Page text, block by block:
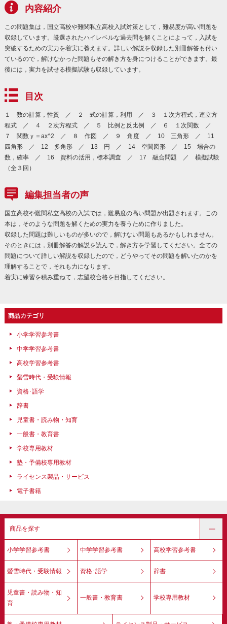
内容紹介
この問題集は，国立高校や難関私立高校入試対策として，難易度が高い問題を
収録しています。厳選されたハイレベルな過去問を解くことによって，入試を
突破するための実力を着実に養えます。詳しい解説を収録した別冊解答も付い
ているので，解けなかった問題もその解き方を身につけることができます。最
後には，実力を試せる模擬試験も収録しています。
目次
１ 数の計算，性質 ／ ２ 式の計算，利用 ／ ３ １次方程式，連立方
程式 ／ ４ ２次方程式 ／ ５ 比例と反比例 ／ ６ １次関数 ／
７ 関数ｙ＝ax^2 ／ ８ 作図 ／ ９ 角度 ／ 10 三角形 ／ 11
四角形 ／ 12 多角形 ／ 13 円 ／ 14 空間図形 ／ 15 場合の
数，確率 ／ 16 資料の活用，標本調査 ／ 17 融合問題 ／ 模擬試験
（全３回）
編集担当者の声
国立高校や難関私立高校の入試では，難易度の高い問題が出題されます。この
本は，そのような問題を解くための実力を養うために作りました。
収録した問題は難しいものが多いので，解けない問題もあるかもしれません。
そのときには，別冊解答の解説を読んで，解き方を学習してください。全ての
問題について詳しい解説を収録したので，どうやってその問題を解いたのかを
理解することで，それも力になります。
着実に練習を積み重ねて，志望校合格を目指してください。
商品カテゴリ
小学学習参考書
中学学習参考書
高校学習参考書
螢雪時代・受験情報
資格･語学
辞書
児童書・読み物・知育
一般書・教育書
学校専用教材
塾・予備校専用教材
ライセンス製品・サービス
電子書籍
商品を探す
小学学習参考書 中学学習参考書 高校学習参考書
螢雪時代・受験情報 資格･語学 辞書
児童書・読み物・知
育
一般書・教育書 学校専用教材